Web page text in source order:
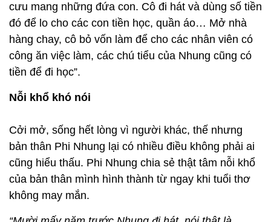
cưu mang những đứa con. Cô đi hát và dùng số tiền
đó để lo cho các con tiền học, quần áo… Mở nhà
hàng chay, cô bỏ vốn làm để cho các nhân viên có
công ăn việc làm, các chú tiểu của Nhung cũng có
tiền để đi học”.
Nỗi khổ khó nói
Cởi mở, sống hết lòng vì người khác, thế nhưng
bản thân Phi Nhung lại có nhiều điều không phải ai
cũng hiểu thấu. Phi Nhung chia sẻ thật tâm nỗi khổ
của bản thân mình hình thành từ ngay khi tuổi thơ
không may mắn.